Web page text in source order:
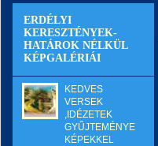
ERDÉLYI
KERESZTÉNYEK-
HATÁROK NÉLKÜL
KÉPGALÉRIÁI
KEDVES
VERSEK
,IDÉZETEK
GYŰJTEMÉNYE
KÉPEKKEL